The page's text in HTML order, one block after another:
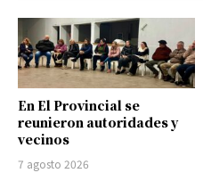
En El Provincial se
reunieron autoridades y
vecinos
7 agosto 2026